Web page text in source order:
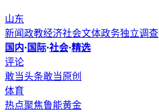
山东
新闻政教经济社会文体政务独立调查
国内· 国际·社会·精选
评论
敢当头条敢当原创
体育
热点聚焦鲁能黄金